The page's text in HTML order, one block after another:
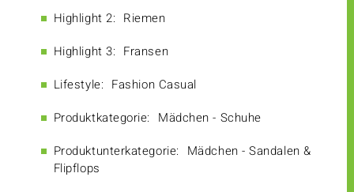
Highlight 2: Riemen
Highlight 3: Fransen
Lifestyle: Fashion Casual
Produktkategorie: Mädchen - Schuhe
Produktunterkategorie: Mädchen - Sandalen &
Flipflops